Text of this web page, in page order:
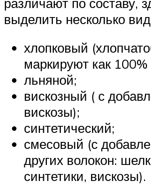
выделить несколько
хлопковый
маркируют как 100%
льняной;
вискозный ( с
вискозы);
синтетический;
смесовый (с
других волокон:
синтетики, вискозы).